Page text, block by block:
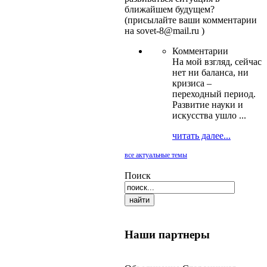
ближайшем будущем?
(присылайте ваши комментарии
на sovet-8@mail.ru )
Комментарии
На мой взгляд, сейчас
нет ни баланса, ни
кризиса –
переходный период.
Развитие науки и
искусства ушло ...
читать далее...
все актуальные темы
Поиск
Наши партнеры